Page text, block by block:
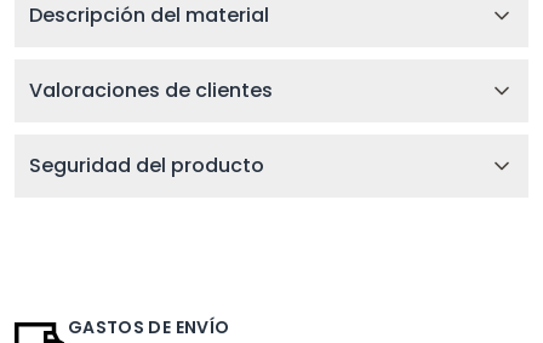
Descripción del material
Valoraciones de clientes
Seguridad del producto
GASTOS DE ENVÍO